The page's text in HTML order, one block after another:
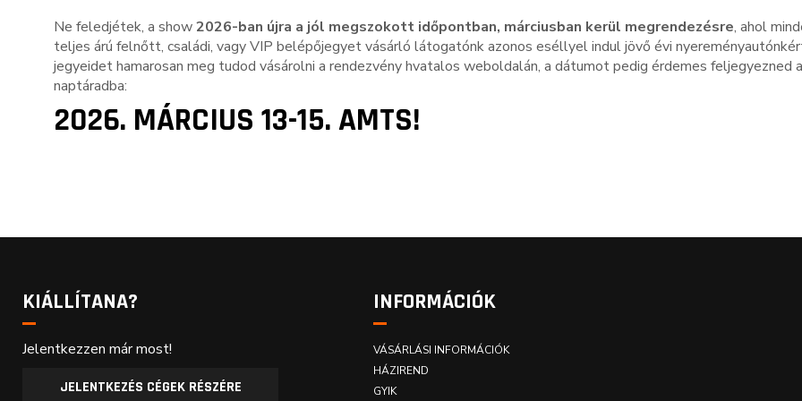
Ne feledjétek, a show2026-ban újra a jól megszokott időpontban, márciusban kerül megrendezésre, ahol
teljes árú felnőtt, családi, vagy VIP belépőjegyet vásárló látogatónk azonos eséllyel indul jövő évi
jegyeidet hamarosan meg tudod vásárolni a rendezvény hvatalos weboldalán, a dátumot pedig érdemes feljegyezned a
naptáradba:
2026. MÁRCIUS 13-15. AMTS!
KIÁLLÍTANA?
Jelentkezzen már most!
JELENTKEZÉS CÉGEK RÉSZÉRE
INFORMÁCIÓK
VÁSÁRLÁSI INFORMÁCIÓK
HÁZIREND
GYIK